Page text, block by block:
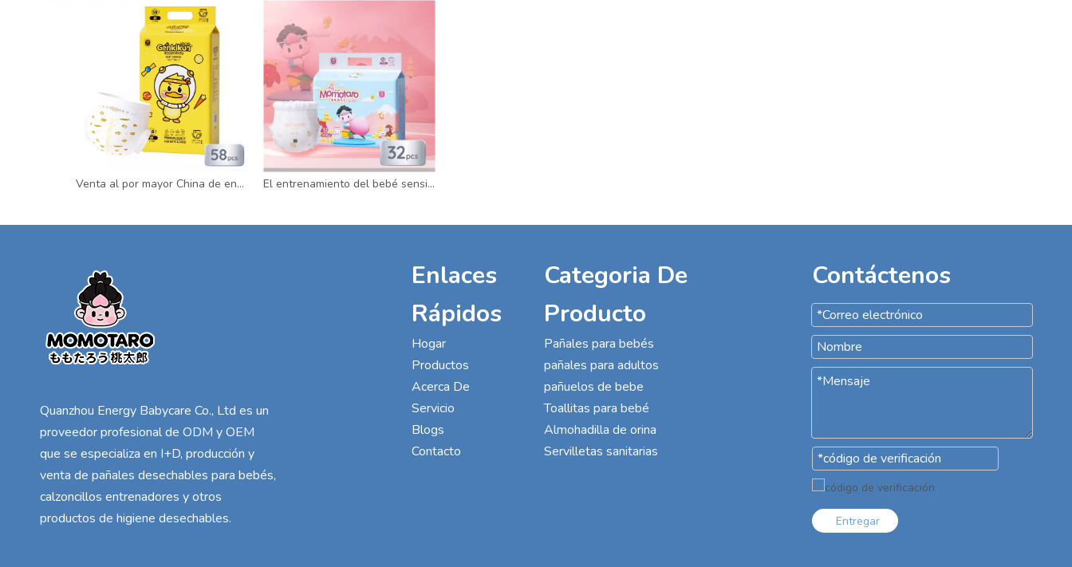
Venta al por mayor China de encargo de las bragas del entrenamiento de la muestra gratuita de los pañales del bebé del OEM disponible El entrenamiento del bebé sensible levanta los pañales del algodón al por mayor | Momotaro Baby Pants Pañales Certificado CE
Quanzhou Energy Babycare Co., Ltd es un
proveedor profesional de ODM y OEM
que se especializa en I+D, producción y
venta de pañales desechables para bebés,
calzoncillos entrenadores y otros
productos de higiene desechables.
Enlaces
Rápidos
Hogar
Productos
Acerca De
Servicio
Blogs
Contacto
Categoria De
Producto
Pañales para bebés
pañales para adultos
pañuelos de bebe
Toallitas para bebé
Almohadilla de orina
Servilletas sanitarias
Contáctenos
Entregar